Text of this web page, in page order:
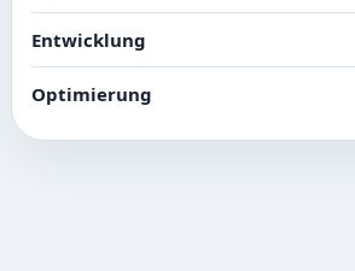
Entwicklung
Optimierung